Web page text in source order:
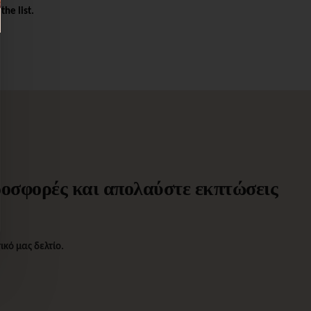
the list.
και απολαύστε εκπτώσεις
μας δελτίο.